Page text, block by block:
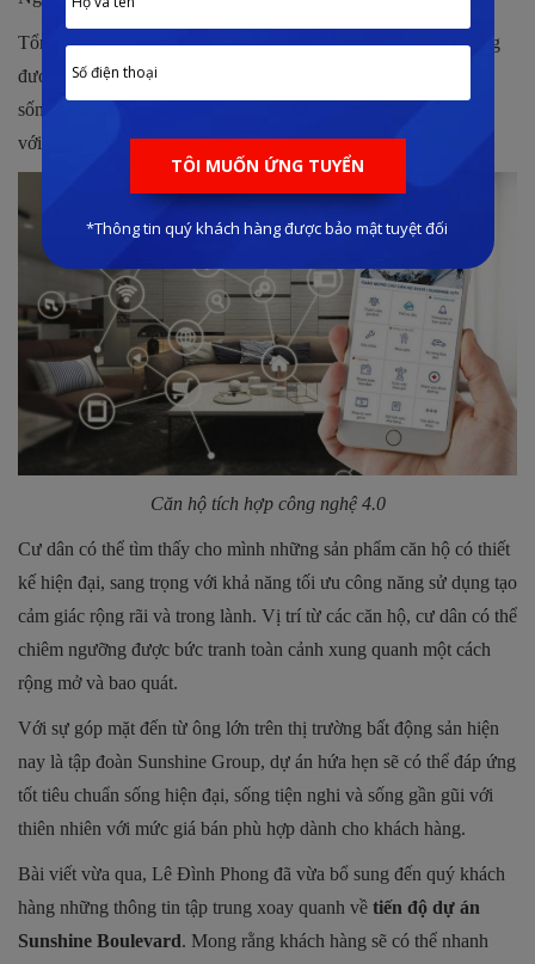
Tổng thể dự án được thiết kế với tòa tháp có độ cao đến 35 tầng
được tích hợp tiêu chuẩn công nghệ 4.0 hiện đại vào trong đời
sống mang đến cho cộng đồng cư dân tương lai một khu đô thị
với nhịp sống hiện đại, đạt chuẩn tiện nghi cao cấp.
Căn hộ tích hợp công nghệ 4.0
Cư dân có thể tìm thấy cho mình những sản phẩm căn hộ có thiết
kế hiện đại, sang trọng với khả năng tối ưu công năng sử dụng tạo
cảm giác rộng rãi và trong lành. Vị trí từ các căn hộ, cư dân có thể
chiêm ngưỡng được bức tranh toàn cảnh xung quanh một cách
rộng mở và bao quát.
Với sự góp mặt đến từ ông lớn trên thị trường bất động sản hiện
nay là tập đoàn Sunshine Group, dự án hứa hẹn sẽ có thể đáp ứng
tốt tiêu chuẩn sống hiện đại, sống tiện nghi và sống gần gũi với
thiên nhiên với mức giá bán phù hợp dành cho khách hàng.
Bài viết vừa qua, Lê Đình Phong đã vừa bổ sung đến quý khách
hàng những thông tin tập trung xoay quanh về tiến độ dự án
Sunshine Boulevard. Mong rằng khách hàng sẽ có thể nhanh